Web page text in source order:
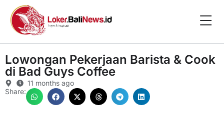
Lowongan Pekerjaan Barista & Cook
di Bad Guys Coffee
11 months ago
Share: